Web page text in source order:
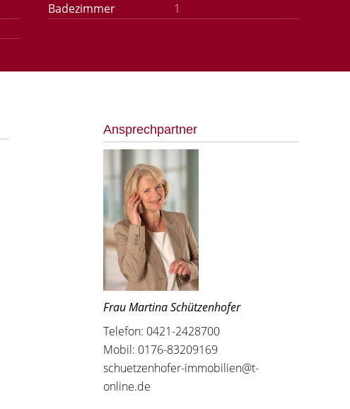
Badezimmer
1
Ansprechpartner
Frau Martina Schützenhofer
Telefon: 0421-2428700
Mobil: 0176-83209169
schuetzenhofer-immobilien@t-
online.de